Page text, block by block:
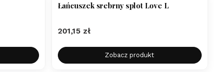
Łańcuszek srebrny splot Love L
Cena
201,15 zł
Zobacz produkt